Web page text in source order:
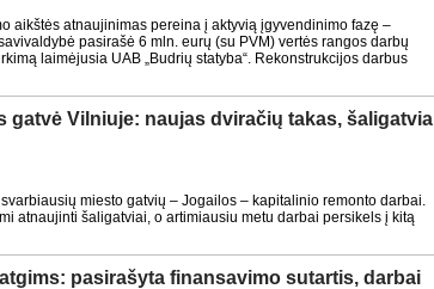
aikštės atnaujinimas pereina į aktyvią įgyvendinimo fazę –
pasirašė 6 mln. eurų (su PVM) vertės rangos darbų
laimėjusia UAB „Budrių statyba“. Rekonstrukcijos darbus
gatvė Vilniuje: naujas dviračių takas,
miesto gatvių – Jogailos – kapitalinio remonto darbai.
atnaujinti šaligatviai, o artimiausiu metu darbai persikels į kitą
pasirašyta finansavimo sutartis, darbai